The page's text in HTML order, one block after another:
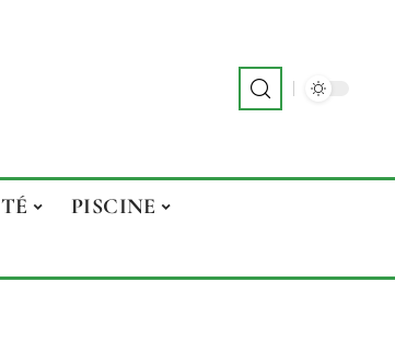
PISCINE